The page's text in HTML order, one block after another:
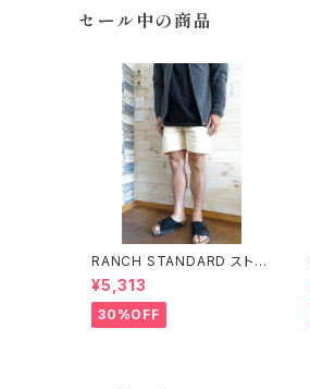
セール中の商品
RANCH STANDARD ストレ
ッチライトツイルベイカーショ
ーツ ランチスタンダード ECR
U
¥5,313
30%OFF